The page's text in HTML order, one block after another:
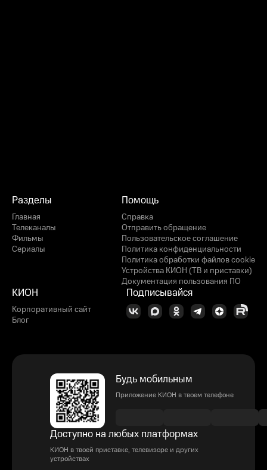
Разделы
Главная
Телеканалы
Фильмы
Сериалы
Помощь
Справка
Отправить обращение
Пользовательское соглашение
Политика конфиденциальности
Политика обработки файлов cookie
Устройства КИОН (ТВ и приставки)
Документация пользования ПО
КИОН
Корпоративный сайт
Блог
Подписывайся
Будь мобильным
Приложение КИОН в твоем телефоне
Доступно на любых платформах
КИОН в твоей приставке, телевизоре и других
устройствах